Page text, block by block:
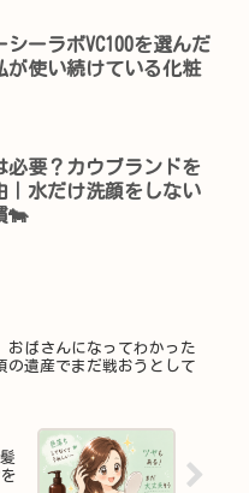
シーラボVC100を選んだ
が使い続けている化粧
必要？カウブランドを
｜水だけ洗顔をしない
🐄
おばさんになってわかった
の遺産でまだ戦おうとして